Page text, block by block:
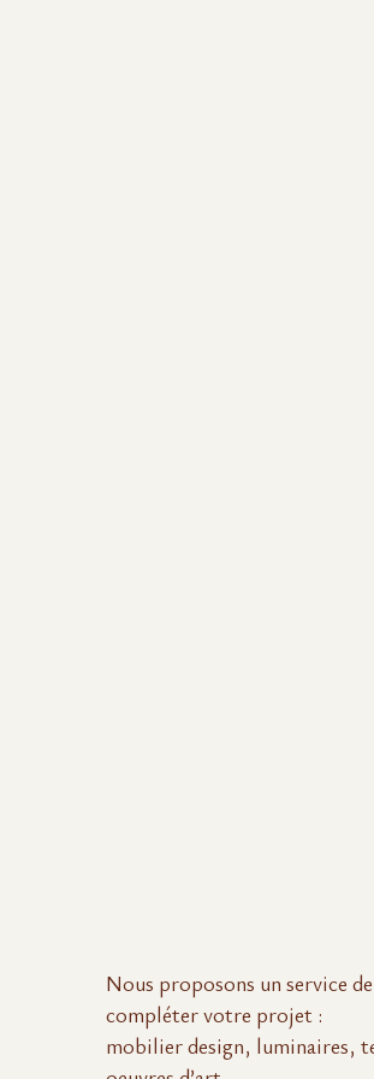
Nous proposons un service
compléter votre projet :
mobilier design, luminaires,